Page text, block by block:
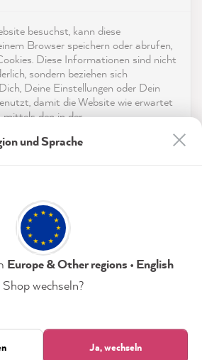
besuchst, kann diese
Browser speichern oder abrufen,
Diese Informationen sind nicht
sondern beziehen sich
Deine Einstellungen oder Dein
damit die Website wie erwartet
den in der
Optimierung zu analysieren sowie
diesen Datenverarbeitungen
Impressum Einstellungen
technisch Erforderliche
21.849
reviews-io
Kunde
Farbkarten-Set "Einfach
einzelnen Karten kann man sich
Teilen
Twitter
Facebook
Gütersloh, DE, 7.8.2026
Kunde
& Blocken - MissPompadour Haft-
und Sprache
Europe & Other regions • English
Shop wechseln?
Ja, wechseln